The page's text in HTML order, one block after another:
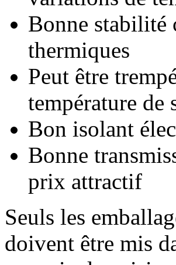
Bonne stabilité
thermiques
Peut être
température de
Bon isolant
Bonne
prix attractif
Seuls les
doivent être mis